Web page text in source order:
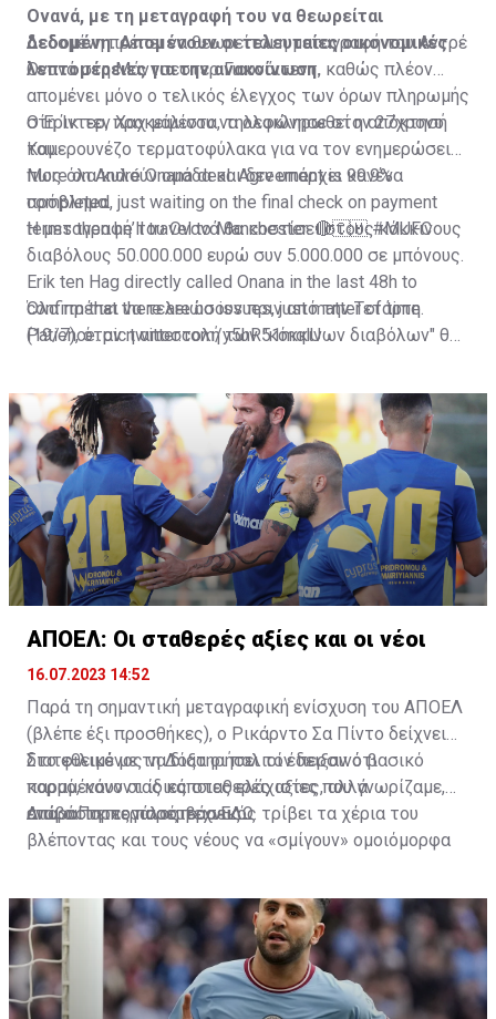
Ονανά, με τη μεταγραφή του να θεωρείται
δεδομένη. Απομένουν οι τελευταίες οικονομικές
λεπτομέρειες για την ανακοίνωση.
Δεδομένη πρέπει να θεωρείται η μεταγραφή του Αντρέ
Ονανά στη Μάντσεστερ Γιουνάιτεντ, καθώς πλέον
απομένει μόνο ο τελικός έλεγχος των όρων πληρωμής
στη Ίντερ, προκειμένου να ολοκληρωθεί η απόκτησή
του.
Ο Έρικ τεν Χαχ μάλιστα, τηλεφώνησε στον 27χρονο
Καμερουνέζο τερματοφύλακα για να τον ενημερώσει
πως όλα κυλούν ομάδα και δεν υπάρχει κανένα
πρόβλημα.
More on André Onana deal. Agreement is 99.9%
completed, just waiting on the final check on payment
terms then he’ll travel to Manchester. 🔴🇨🇲#MUFC
Erik ten Hag directly called Onana in the last 48h to
confirm that there are no issues, just matter of time.
Patience.pic.twitter.com/y5hR51mqlU
Η μεταγραφή του Ονανά θα κοστίσει στους κόκκινους
διαβόλους 50.000.000 ευρώ συν 5.000.000 σε μπόνους.
Όλα πρέπει να τελειώσουν πριν από την Τετάρτη
(19/7), όταν η αποστολή των "κόκκινων διαβόλων" θα
ΑΠΟΕΛ: Οι σταθερές αξίες και οι νέοι
16.07.2023 14:52
Παρά τη σημαντική μεταγραφική ενίσχυση του ΑΠΟΕΛ
(βλέπε έξι προσθήκες), ο Ρικάρντο Σα Πίντο δείχνει
διατεθειμένος να διατηρήσει τον περσινό βασικό
κορμό, κάνοντας κάποιες ελάχιστες, αλλά
απαραίτητες παρεμβάσεις.
Στο φιλικό με τη Δόξα οι παλιοί έδειξαν ότι
παραμένουν οι ίδιες σταθερές αξίες που γνωρίζαμε,
ενώ ο Πορτογάλος τεχνικός τρίβει τα χέρια του
βλέποντας και τους νέους να «σμίγουν» ομοιόμορφα
Διαβάστε περισσότεραΕΔΩ.